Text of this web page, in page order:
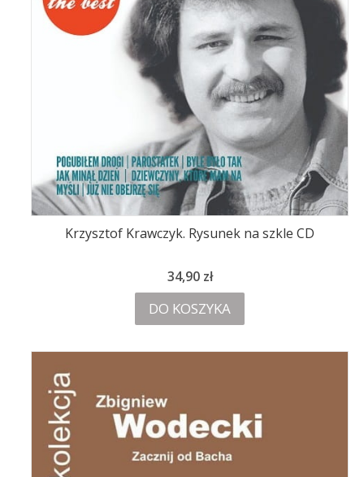
Krzysztof Krawczyk. Rysunek na szkle CD
Cena
34,90 zł
DO KOSZYKA